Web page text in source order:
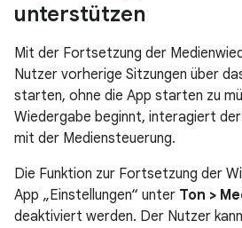
unterstützen
Mit der Fortsetzung der
Nutzer vorherige Sitzungen über
starten, ohne die App starten zu
Wiedergabe beginnt, interagiert
mit der Mediensteuerung.
Die Funktion zur Fortsetzung der
App „Einstellungen“ unter Ton >
deaktiviert werden. Der Nutzer